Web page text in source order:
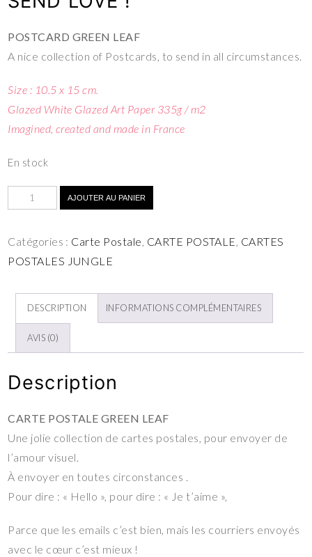
POSTCARD GREEN LEAF
A nice collection of Postcards, to send in all circumstances.
Size : 10.5 x 15 cm.
Glazed White Glazed Art Paper 335g / m2
Imagined, created and made in France
En stock
AJOUTER AU PANIER
Catégories : Carte Postale, CARTE POSTALE, CARTES
POSTALES JUNGLE
DESCRIPTION INFORMATIONS COMPLÉMENTAIRES
AVIS (0)
Description
CARTE POSTALE GREEN LEAF
Une jolie collection de cartes postales, pour envoyer de
l’amour visuel.
À envoyer en toutes circonstances .
Pour dire : « Hello », pour dire : « Je t’aime »,
Parce que les emails c’est bien, mais les courriers envoyés
avec le cœur c’est mieux !